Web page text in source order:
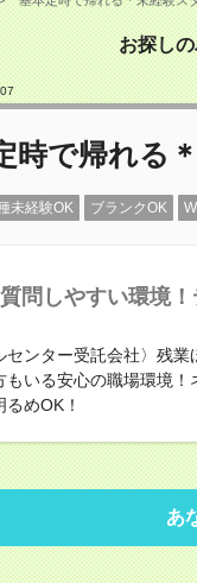
お探し
07
時で帰れる
未経験OK ブランクOK
質問しやすい環境
センター受託会社〉残
もいる安心の職場環境
るめOK！
あ